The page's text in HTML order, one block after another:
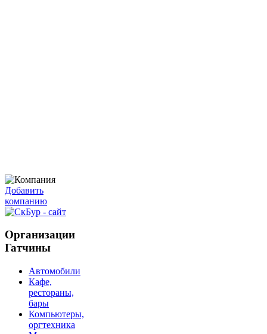
Добавить
компанию
Организации
Гатчины
Автомобили
Кафе,
рестораны,
бары
Компьютеры,
оргтехника